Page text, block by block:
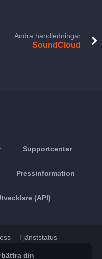
Andra handledningar
SoundCloud
Supportcenter
Pressinformation
(API)
Tjänststatus
din